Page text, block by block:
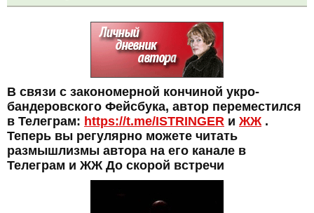
В связи с закономерной кончиной укро-
бандеровского Фейсбука, автор переместился
в Телеграм: https://t.me/ISTRINGER и ЖЖ .
Теперь вы регулярно можете читать
размышлизмы автора на его канале в
Телеграм и ЖЖ До скорой встречи